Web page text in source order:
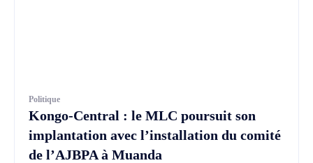
Politique
Kongo-Central : le MLC poursuit son
implantation avec l’installation du comité
de l’AJBPA à Muanda